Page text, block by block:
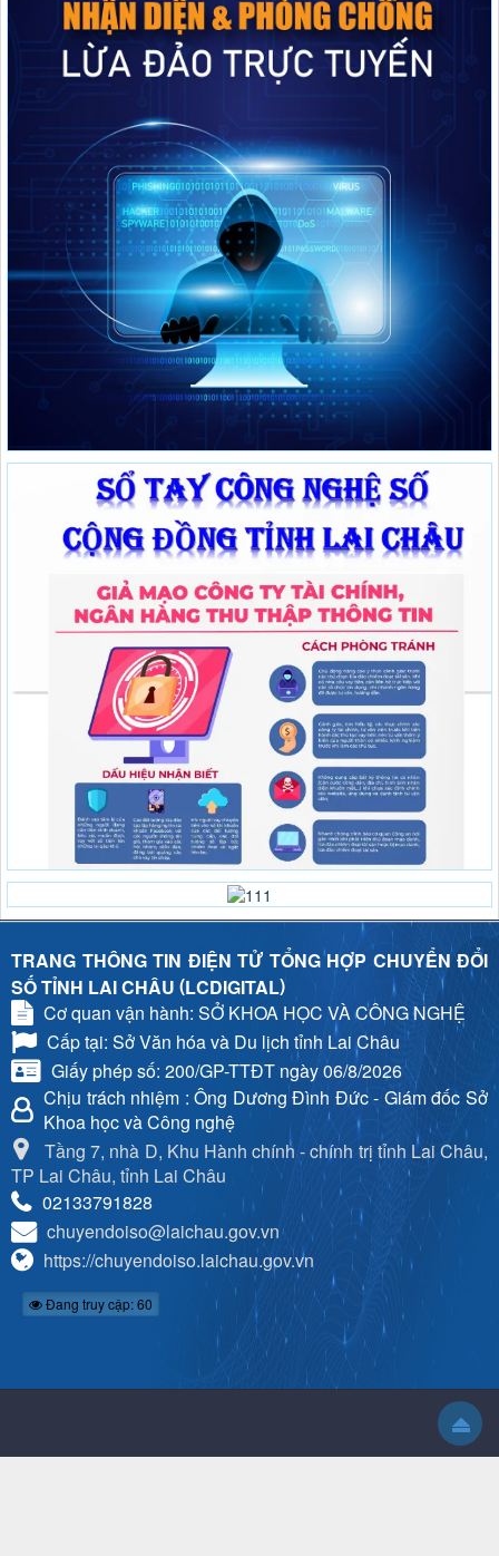
TRANG THÔNG TIN ĐIỆN TỬ TỔNG HỢP CHUYỂN ĐỔI
SỐ TỈNH LAI CHÂU (LCDIGITAL)
Cơ quan vận hành: SỞ KHOA HỌC VÀ CÔNG NGHỆ
Cấp tại: Sở Văn hóa và Du lịch tỉnh Lai Châu
Giấy phép số: 200/GP-TTĐT ngày 06/8/2026
Chịu trách nhiệm : Ông Dương Đình Đức - Giám đốc Sở
Khoa học và Công nghệ
Tầng 7, nhà D, Khu Hành chính - chính trị tỉnh Lai Châu,
TP Lai Châu, tỉnh Lai Châu
02133791828
chuyendoiso@laichau.gov.vn
https://chuyendoiso.laichau.gov.vn
Đang truy cập: 60